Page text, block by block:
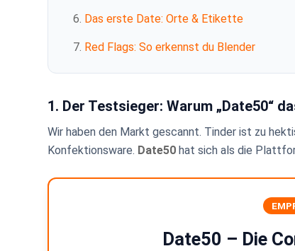
Das erste Date: Orte & Etikette
Red Flags: So erkennst du Blender
1. Der Testsieger: Warum „Date50“
Wir haben den Markt gescannt. Tinder ist zu
Konfektionsware. Date50 hat sich als die
Date50 – Die